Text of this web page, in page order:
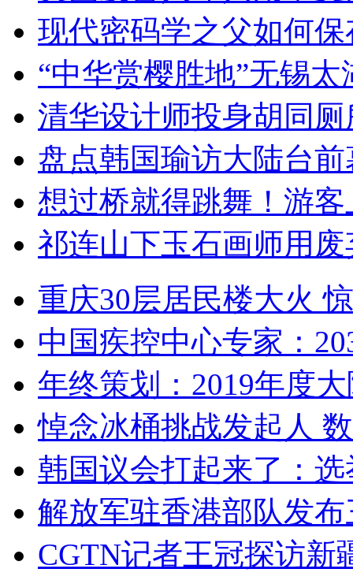
现代密码学之父如何
“中华赏樱胜地”无锡
清华设计师投身胡同
盘点韩国瑜访大陆台
想过桥就得跳舞！游客
祁连山下玉石画师用
重庆30层居民楼大火
中国疾控中心专家：
年终策划：2019年度
悼念冰桶挑战发起人
韩国议会打起来了：
解放军驻香港部队发
CGTN记者王冠探访新